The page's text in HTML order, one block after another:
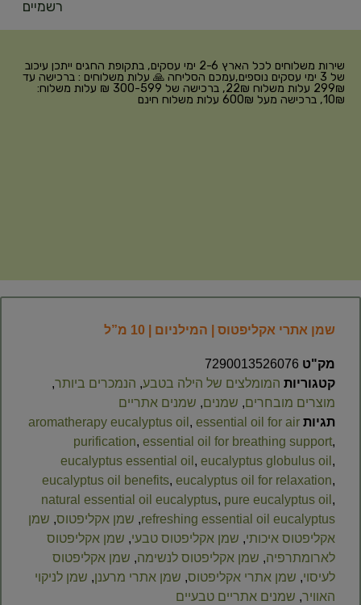
רשמיים
שירות משלוחים לכל הארץ 2-6 ימי עסקים, בתקופת החגים ייתכן עיכוב
של 3 ימי עסקים נוספים,עמכם הסליחה 🙏 עלות משלוחים : ברכישה עד
299₪ עלות משלוח 22₪, ברכישה של 300-599 ₪ עלות משלוח:
10₪, ברכישה מעל 600₪ עלות משלוח חינם
שמן אתרי אקליפטוס | המילניום | 10 מ”ל
מק"ט 7290013526076
קטגוריות המומלצים של הילה בטבע, הנמכרים ביותר,
מוצרים מובחרים, שמנים, שמנים אתריים
תגיות
aromatherapy eucalyptus oil , essential oil for air
purification, essential oil for breathing support,
eucalyptus essential oil , eucalyptus globulus oil ,
eucalyptus oil benefits, eucalyptus oil for relaxation,
natural essential oil eucalyptus, pure eucalyptus oil ,
refreshing essential oil eucalyptus
, שמן אקליפטוס, שמן
אקליפטוס איכותי, שמן אקליפטוס טבעי, שמן אקליפטוס
לארומתרפיה, שמן אקליפטוס לנשימה, שמן אקליפטוס
לעיסוי, שמן אתרי אקליפטוס, שמן אתרי מרענן, שמן לניקוי
האוויר, שמנים אתריים טבעיים